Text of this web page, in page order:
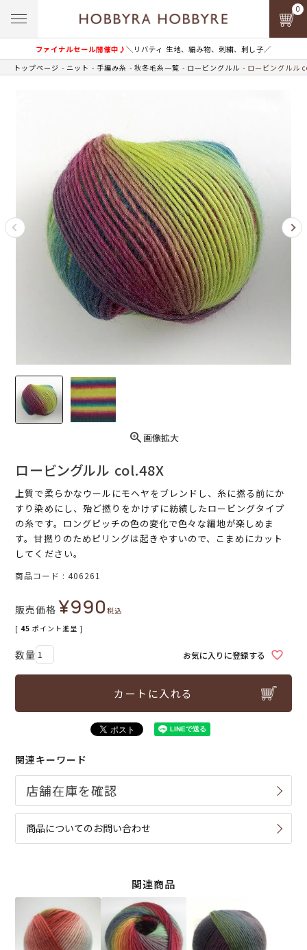
ファイナルセール開催中♪＼リバティ 生地、編み物、刺繍、刺し子／
0
トップページ ニット 手編み糸 秋冬毛糸一覧 ロービングルル ロービングルル
画像拡大
ロービングルル col.48X
上質で柔らかなウールにモヘヤをブレンドし、糸に撚る前にか
すり染めにし、殆ど撚りをかけずに紡績したロービングタイプ
の糸です。ロングピッチの色の変化で色々な編地が楽しめま
す。甘撚りのためピリングは起きやすいので、こまめにカット
してください。
商品コード 406261
販売価格 ¥990税込
[ 45 ポイント進呈 ]
お気に入りに登録する
カートに入れる
関連キーワード
商品についてのお問い合わせ
関連商品